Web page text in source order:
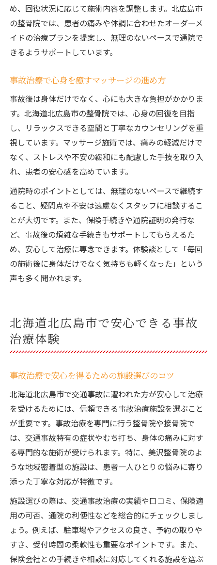
め、回復状況に応じて施術内容を調整します。北広島市
の整骨院では、患者の痛みや体調に合わせたオーダーメ
イドの治療プランを提案し、無理のないペースで通院で
きるようサポートしています。
事故治療で心身を癒すマッサージの進め方
事故後は身体だけでなく、心にも大きな負担がかかりま
す。北海道北広島市の整骨院では、心身の回復を目指
し、リラックスできる空間と丁寧なカウンセリングを重
視しています。マッサージ施術では、痛みの軽減だけで
なく、ストレスや不安の緩和にも配慮した手技を取り入
れ、患者の安心感を高めています。
通院時のポイントとしては、無理のないペースで継続す
ること、疑問点や不安は遠慮なくスタッフに相談するこ
とが大切です。また、保険手続きや通院証明の発行な
ど、事故後の煩雑な手続きもサポートしてもらえるた
め、安心して治療に専念できます。体験談として「毎回
の施術後に身体だけでなく気持ちも軽くなった」という
声も多く聞かれます。
北海道北広島市で安心できる事故
治療体験
事故治療で安心を得るための施設選びのコツ
北海道北広島市で交通事故に遭われた方が安心して治療
を受けるためには、信頼できる事故治療施設を選ぶこと
が重要です。事故治療を専門に行う整骨院や接骨院で
は、交通事故特有の症状やむち打ち、身体の痛みに対す
る専門的な施術が受けられます。特に、美沢整骨院のよ
うな地域密着型の施設は、患者一人ひとりの悩みに寄り
添った丁寧な対応が特徴です。
施設選びの際は、交通事故治療の実績や口コミ、保険適
用の可否、通院の利便性などを総合的にチェックしまし
ょう。例えば、駐車場やアクセスの良さ、予約の取りや
すさ、受付時間の柔軟性も重要なポイントです。また、
保険会社との手続きや相談に対応してくれる施設を選ぶ